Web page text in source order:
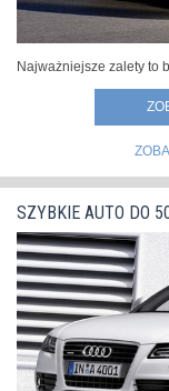
Najważniejsze zalety to
SZYBKIE AUTO DO